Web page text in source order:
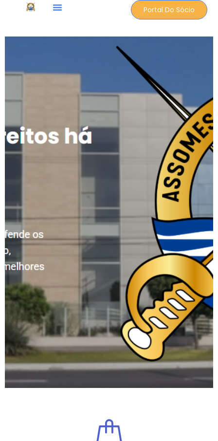
Portal Do Sócio